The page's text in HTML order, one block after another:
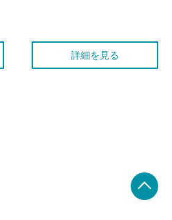
詳細を見る